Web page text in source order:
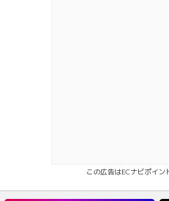
この広告はECナビポイン